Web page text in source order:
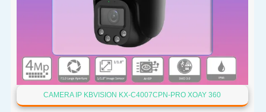
CAMERA IP KBVISION KX-C4007CPN-PRO XOAY 360